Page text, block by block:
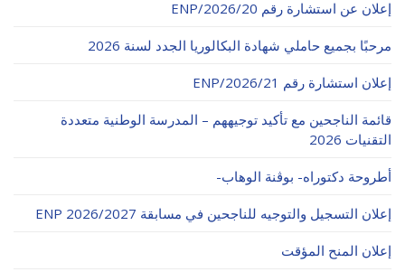
الأقــســــام الـتـحــضـيـريـــة
البرنامج الدراسي
عروض التكوين
التربصات
الشهادات
إعلان عن استشارة رقم 20/ENP/2026
مرحبًا بجميع حاملي شهادة البكالوريا الجدد لسنة 2026
إعلان استشارة رقم 21/ENP/2026
قائمة الناجحين مع تأكيد توجيههم – المدرسة الوطنية متعددة
التقنيات 2026
أطروحة دكتوراه- بوڨنة الوهاب-
إعلان التسجيل والتوجيه للناجحين في مسابقة ENP 2026/2027
إعلان المنح المؤقت